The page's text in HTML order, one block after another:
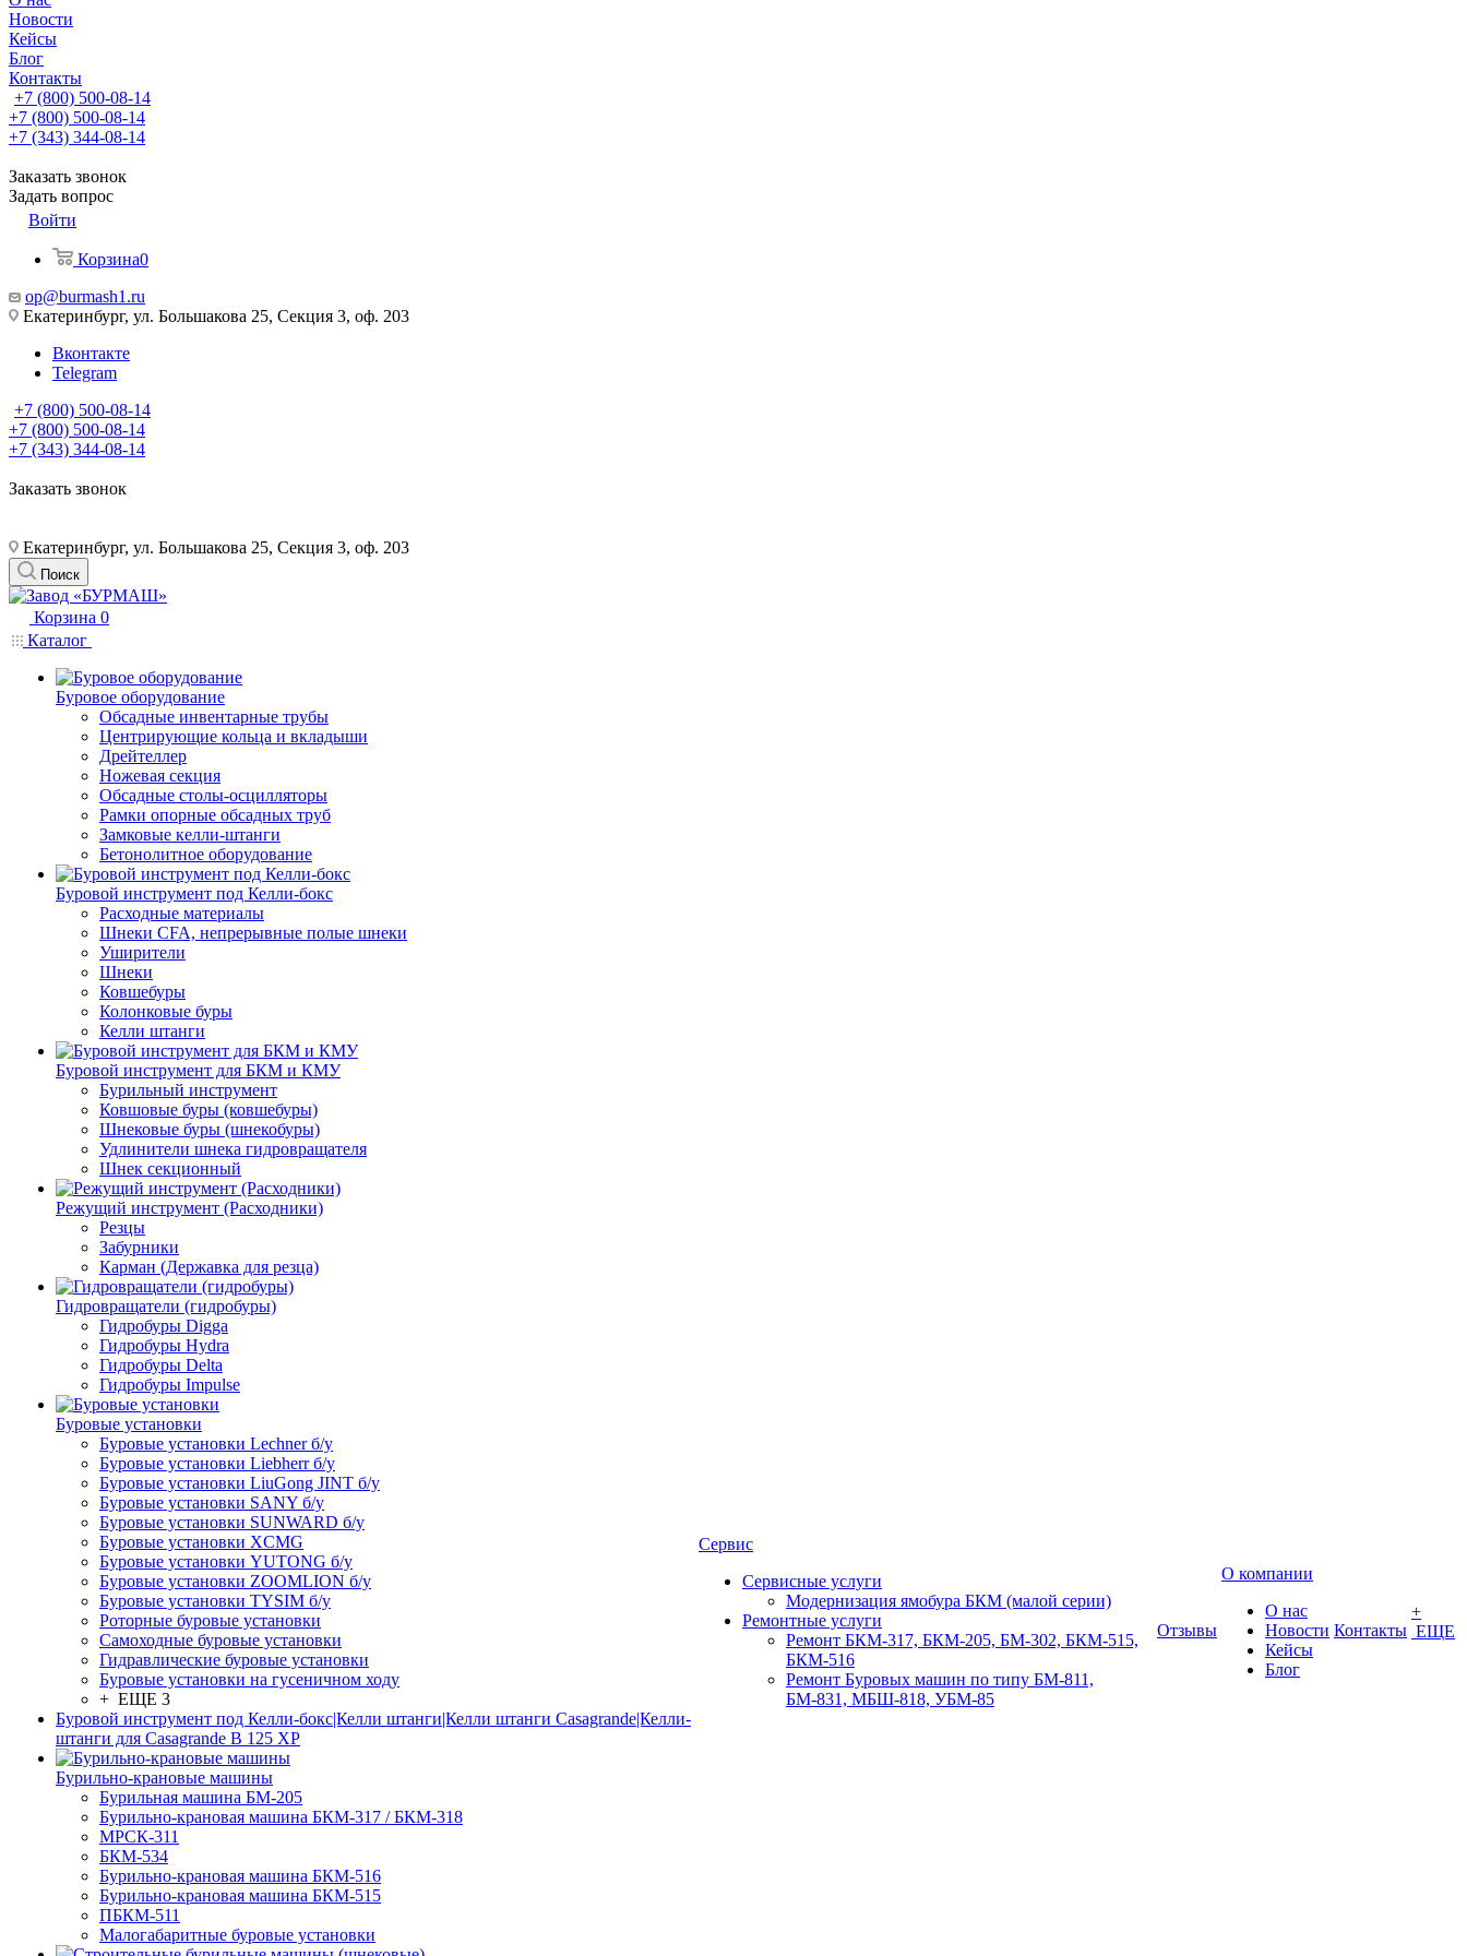
Новости
Кейсы
Блог
Контакты
+7 (800) 500-08-14
+7 (800) 500-08-14
+7 (343) 344-08-14
Заказать звонок
Задать вопрос
Войти
Корзина0
op@burmash1.ru
Екатеринбург, ул. Большакова 25, Секция 3, оф. 203
Вконтакте
Telegram
+7 (800) 500-08-14
+7 (800) 500-08-14
+7 (343) 344-08-14
Заказать звонок
Екатеринбург, ул. Большакова 25, Секция 3, оф. 203
Поиск
Корзина 0
Каталог
Буровое оборудование
Обсадные инвентарные трубы
Центрирующие кольца и вкладыши
Дрейтеллер
Ножевая секция
Обсадные столы-осцилляторы
Рамки опорные обсадных труб
Замковые келли-штанги
Бетонолитное оборудование
Буровой инструмент под Келли-бокс
Расходные материалы
Шнеки CFA, непрерывные полые шнеки
Уширители
Шнеки
Ковшебуры
Колонковые буры
Келли штанги
Буровой инструмент для БКМ и КМУ
Бурильный инструмент
Ковшовые буры (ковшебуры)
Шнековые буры (шнекобуры)
Удлинители шнека гидровращателя
Шнек секционный
Режущий инструмент (Расходники)
Резцы
Забурники
Карман (Державка для резца)
Гидровращатели (гидробуры)
Гидробуры Digga
Гидробуры Hydra
Гидробуры Delta
Гидробуры Impulse
Буровые установки
Буровые установки Lechner б/у
Буровые установки Liebherr б/у
Буровые установки LiuGong JINT б/у
Буровые установки SANY б/у
Буровые установки SUNWARD б/у
Буровые установки XCMG
Буровые установки YUTONG б/у
Буровые установки ZOOMLION б/у
Буровые установки TYSIM б/у
Роторные буровые установки
Самоходные буровые установки
Гидравлические буровые установки
Буровые установки на гусеничном ходу
+ ЕЩЕ 3
Буровой инструмент под Келли-бокс|Келли штанги|Келли штанги Casagrande|Келли-
штанги для Casagrande B 125 XP
Бурильно-крановые машины
Бурильная машина БМ-205
Бурильно-крановая машина БКМ-317 / БКМ-318
МРСК-311
БКМ-534
Бурильно-крановая машина БКМ-516
Бурильно-крановая машина БКМ-515
ПБКМ-511
Малогабаритные буровые установки
Сервис
Сервисные услуги
Модернизация ямобура БКМ (малой серии)
Ремонтные услуги
Ремонт БКМ-317, БКМ-205, БМ-302, БКМ-515,
БКМ-516
Ремонт Буровых машин по типу БМ-811,
БМ-831, МБШ-818, УБМ-85
Отзывы
О компании
О нас
Новости
Кейсы
Блог
Контакты
+
ЕЩЕ